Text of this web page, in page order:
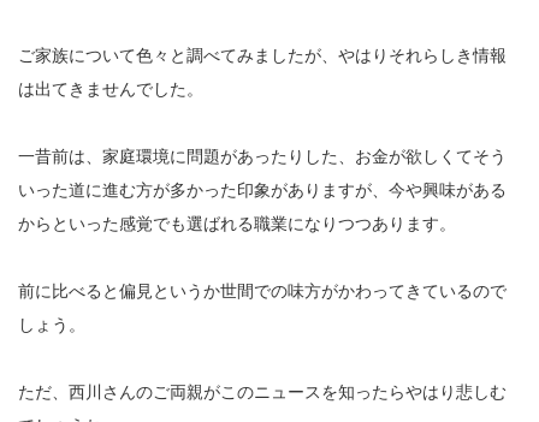
ご家族について色々と調べてみましたが、やはりそれらしき情報
は出てきませんでした。
一昔前は、家庭環境に問題があったりした、お金が欲しくてそう
いった道に進む方が多かった印象がありますが、今や興味がある
からといった感覚でも選ばれる職業になりつつあります。
前に比べると偏見というか世間での味方がかわってきているので
しょう。
ただ、西川さんのご両親がこのニュースを知ったらやはり悲しむ